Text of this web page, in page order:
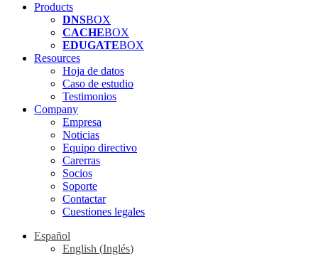
Products
DNSBOX
CACHEBOX
EDUGATEBOX
Resources
Hoja de datos
Caso de estudio
Testimonios
Company
Empresa
Noticias
Equipo directivo
Carerras
Socios
Soporte
Contactar
Cuestiones legales
Español
English (Inglés)